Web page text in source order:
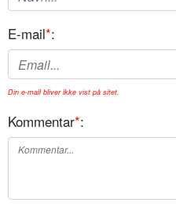
E-mail*:
Din e-mail bliver ikke vist på sitet.
Kommentar*: